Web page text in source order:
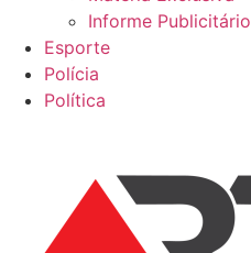
Informe Publicitário
Esporte
Polícia
Política